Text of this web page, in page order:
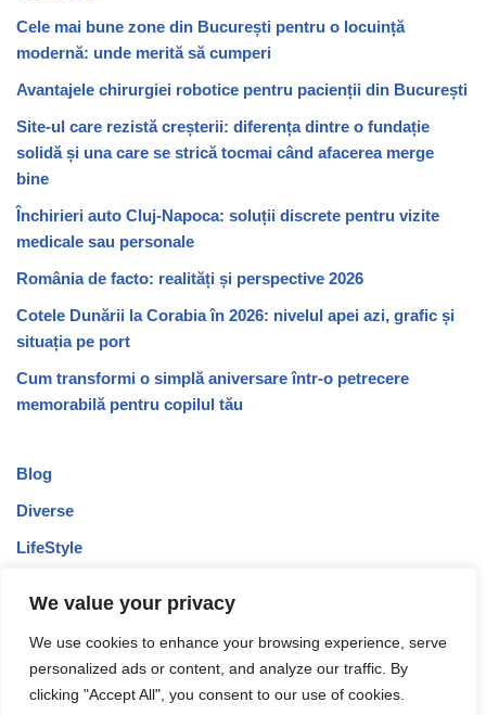
We value your privacy
We use cookies to enhance your browsing experience, serve
personalized ads or content, and analyze our traffic. By
clicking "Accept All", you consent to our use of cookies.
Cele mai bune zone din București pentru o locuință
modernă: unde merită să cumperi
Avantajele chirurgiei robotice pentru pacienții din București
Site-ul care rezistă creșterii: diferența dintre o fundație
solidă și una care se strică tocmai când afacerea merge
bine
Închirieri auto Cluj-Napoca: soluții discrete pentru vizite
medicale sau personale
România de facto: realități și perspective 2026
Cotele Dunării la Corabia în 2026: nivelul apei azi, grafic și
situația pe port
Cum transformi o simplă aniversare într-o petrecere
memorabilă pentru copilul tău
Blog
Diverse
LifeStyle
Uncategorized